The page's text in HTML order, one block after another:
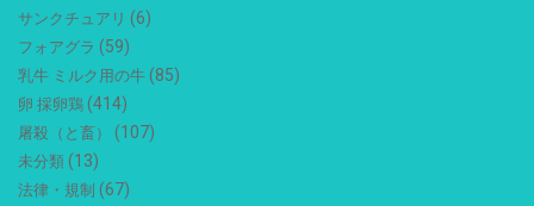
サンクチュアリ (6)
フォアグラ (59)
乳牛 ミルク用の牛 (85)
卵 採卵鶏 (414)
屠殺（と畜） (107)
未分類 (13)
法律・規制 (67)